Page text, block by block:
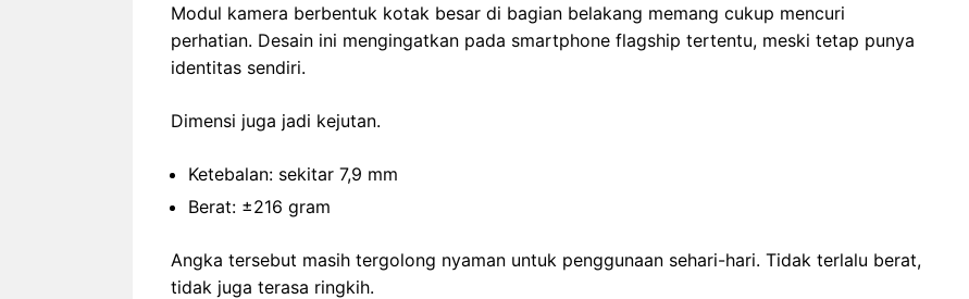
Modul kamera berbentuk kotak besar di bagian belakang memang cukup mencuri
perhatian. Desain ini mengingatkan pada smartphone flagship tertentu, meski tetap punya
identitas sendiri.
Dimensi juga jadi kejutan.
Ketebalan: sekitar 7,9 mm
Berat: ±216 gram
Angka tersebut masih tergolong nyaman untuk penggunaan sehari-hari. Tidak terlalu berat,
tidak juga terasa ringkih.